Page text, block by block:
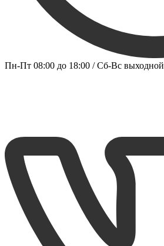
Пн-Пт 08:00 до 18:00 / Сб-Вс выходной